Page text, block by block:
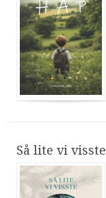
Så lite vi visste